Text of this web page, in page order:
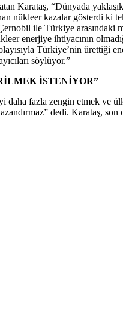
Karataş, “Dünyada
nükleer kazalar gösterdi ki
ile Türkiye
enerjiye ihtiyacının
Türkiye’nin ürettiği
söylüyor.”
İSTENİYOR”
daha fazla zengin etmek ve
dedi. Karataş,